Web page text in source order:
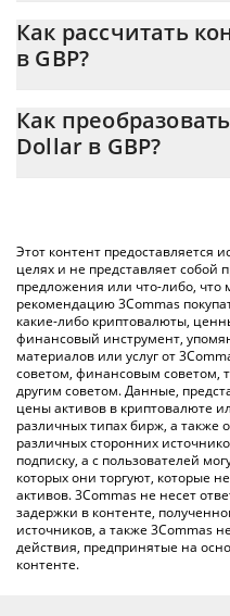
На данный момент 1 Good
Как рассчитать
в GBP?
рассчитать цену
сумму Good Game US Dollar
Вы также можете
цен Good Game US Dollar,
на Good Game US Dollar в
криптовалютах.
Как
Dollar в GBP?
Этот контент
целях и не представляет
предложения или что-либо, что
рекомендацию 3Commas
какие-либо криптовалюты,
финансовый инструмент,
материалов или услуг от
советом, финансовым советом,
другим советом. Данные,
цены активов в криптовалюте
различных типах бирж, а
различных сторонних
подписку, а с пользователей
которых они торгуют, которые
активов. 3Commas не несет
задержки в контенте,
источников, а также 3Commas
действия, предпринятые на
контенте.